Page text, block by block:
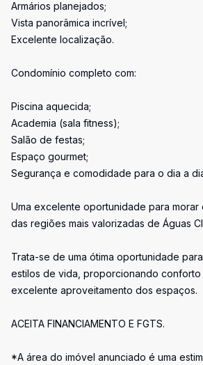
Armários planejados;
Vista panorâmica incrível;
Excelente localização.
Condomínio completo com:
Piscina aquecida;
Academia (sala fitness);
Salão de festas;
Espaço gourmet;
Segurança e comodidade para o dia a
Uma excelente oportunidade para morar
das regiões mais valorizadas de Águas
Trata-se de uma ótima oportunidade
estilos de vida, proporcionando conforto
excelente aproveitamento dos espaços.
ACEITA FINANCIAMENTO E FGTS.
*A área do imóvel anunciado é uma